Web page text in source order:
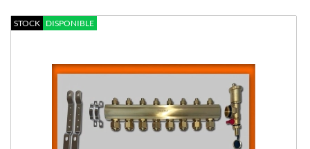
STOCK DISPONIBLE